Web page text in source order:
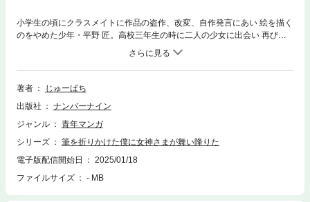
小学生の頃にクラスメイトに作品の盗作、改変、自作発言にあい 絵を描く
のをやめた少年・平野 匠。高校三年生の時に二人の少女に出会い 再び絵
を描き始め、止まっていた時間はまた動き出す。自信を失い「自分なんか
が絵を好きだと思ってはいけない」と自分を責め続けた平野が、願いを叶
え絵を仕事にして今も絵を描き続けているのは、筆を折りかけた僕に女神
さまが舞い降りたから。過去との決別、あの日言えなかった言葉。再生の
ページの書き下ろしサイドストーリーを追加。その他演出の見直しやエピ
ソードを追加した物です。高校を舞台にした恋愛ありの物語ですが、キュ
か自尊心のお話。創作に対する情熱と挫折、誰かの大きな華やかな成功が
見えて自分と他人を比べてしまいがちなこの現代で、たった一人が認めて
くれた力の強さや美しさを描いた作品です。「感動した」「泣いた」「自
分の絵が好きになった」「気持ちに整理がついて夢供養ができた」など、
著者
じゅーぱち
出版社
ナンバーナイン
ジャンル
青年マンガ
シリーズ
筆を折りかけた僕に女神さまが舞い降りた
電子版配信開始日
2025/01/18
ファイルサイズ
- MB